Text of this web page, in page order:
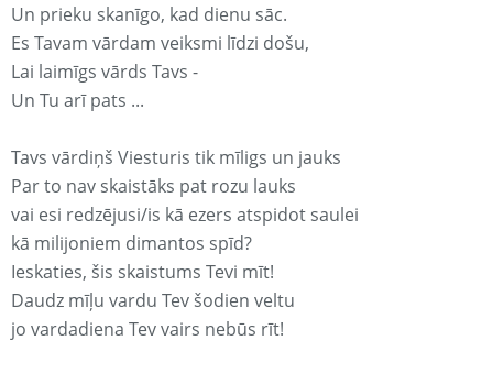
Un prieku skanīgo, kad dienu sāc.
Es Tavam vārdam veiksmi līdzi došu,
Lai laimīgs vārds Tavs -
Un Tu arī pats ...
Tavs vārdiņš Viesturis tik mīligs un jauks
Par to nav skaistāks pat rozu lauks
vai esi redzējusi/is kā ezers atspidot saulei
kā milijoniem dimantos spīd?
Ieskaties, šis skaistums Tevi mīt!
Daudz mīļu vardu Tev šodien veltu
jo vardadiena Tev vairs nebūs rīt!